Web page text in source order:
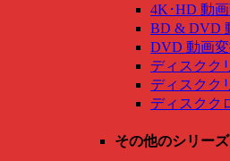
4K･HD 動
BD & DVD
DVD 動画
ディスクク
ディスクク
ディスクク
その他のシリーズ